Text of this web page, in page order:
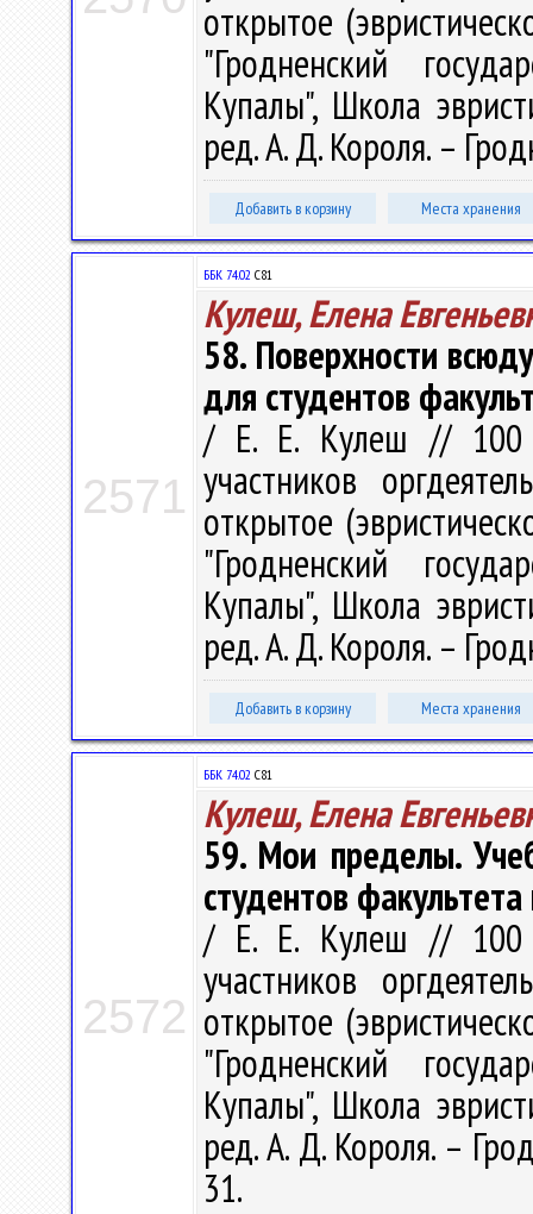
открытое
"Гродненский
Купалы", Школа
ред. А. Д. Короля. –
Добавить в корзину Места хранения
2571
ББК 74.02 С81
Кулеш, Елена
58. Поверхности
для студентов
/ Е. Е. Кулеш // 100
участников
открытое
"Гродненский
Купалы", Школа
ред. А. Д. Короля. –
Добавить в корзину Места хранения
2572
ББК 74.02 С81
Кулеш, Елена
59. Мои пределы.
студентов
/ Е. Е. Кулеш // 100
участников
открытое
"Гродненский
Купалы", Школа
ред. А. Д. Короля. –
31.